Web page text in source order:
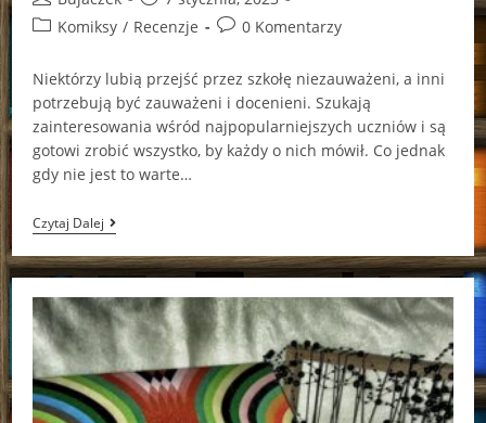
author:
published:
PostKomiksy / Recenzje
Post0 Komentarzy
Niektórzy lubią przejść przez szkołę niezauważeni, a inni
potrzebują być zauważeni i docenieni. Szukają
zainteresowania wśród najpopularniejszych uczniów i są
gotowi zrobić wszystko, by każdy o nich mówił. Co jednak
gdy nie jest to warte…
Czytaj DalejBeast
Boy
Kami
Garcia